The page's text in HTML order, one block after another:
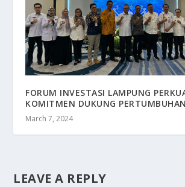
FORUM INVESTASI LAMPUNG
KOMITMEN DUKUNG
March 7, 2024
LEAVE A REPLY